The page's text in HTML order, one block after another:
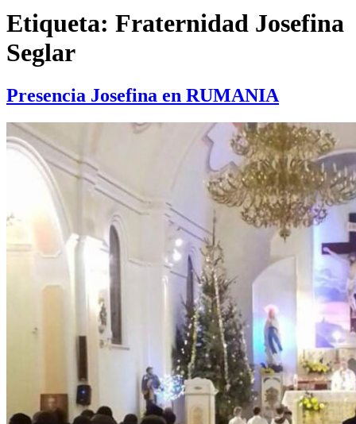
Etiqueta: Fraternidad Josefina
Seglar
Presencia Josefina en RUMANIA